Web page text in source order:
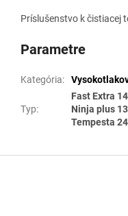
Príslušenstvo k čistiacej
Parametre
Kategória:
Typ:
Fast Extra
Ninja plus
Tempesta